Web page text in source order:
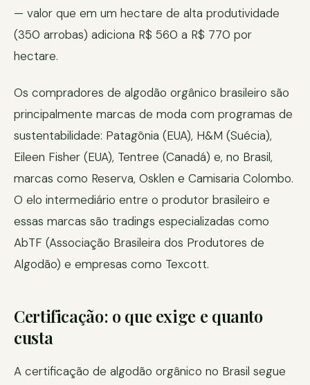
— valor que em um hectare de alta produtividade
(350 arrobas) adiciona R$ 560 a R$ 770 por
hectare.
Os compradores de algodão orgânico brasileiro são
principalmente marcas de moda com programas de
sustentabilidade: Patagônia (EUA), H&M (Suécia),
Eileen Fisher (EUA), Tentree (Canadá) e, no Brasil,
marcas como Reserva, Osklen e Camisaria Colombo.
O elo intermediário entre o produtor brasileiro e
essas marcas são tradings especializadas como
AbTF (Associação Brasileira dos Produtores de
Algodão) e empresas como Texcott.
Certificação: o que exige e quanto
custa
A certificação de algodão orgânico no Brasil segue